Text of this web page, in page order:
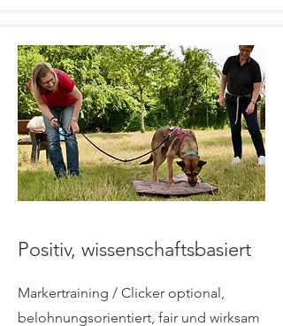
Positiv, wissenschaftsbasiert
Markertraining / Clicker optional,
belohnungsorientiert, fair und wirksam